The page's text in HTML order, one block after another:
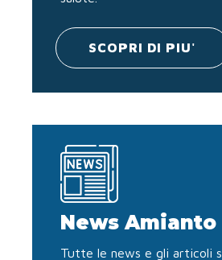
SCOPRI DI PIU'
News Amianto
Tutte le news e gli articoli